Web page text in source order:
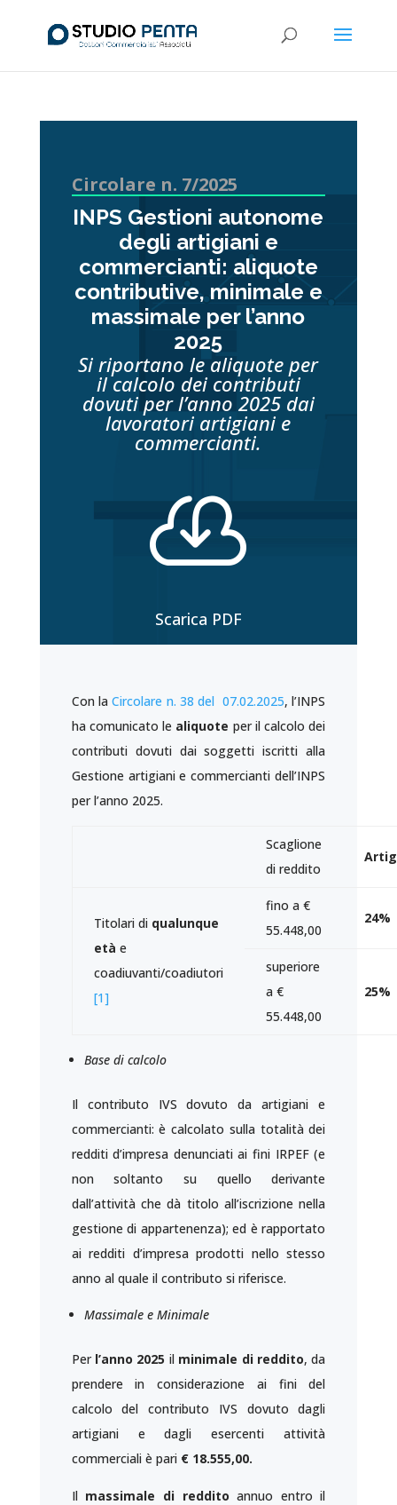
Circolare n. 7/2025
INPS Gestioni autonome
degli artigiani e
commercianti: aliquote
contributive, minimale e
massimale per l’anno
2025
Si riportano le aliquote per
il calcolo dei contributi
dovuti per l’anno 2025 dai
lavoratori artigiani e
commercianti.

Scarica PDF
Con laCircolare n. 38 del 07.02.2025, l’INPS
ha comunicato le aliquote per il calcolo dei
contributi dovuti dai soggetti iscritti alla
Gestione artigiani e commercianti dell’INPS
per l’anno 2025.
Scaglione
di reddito
Titolari di qualunque
età e
coadiuvanti/coadiutori
[1]
fino a €
55.448,00
24%
superiore
a €
55.448,00
25%
Base di calcolo
Il contributo IVS dovuto da artigiani e
commercianti: è calcolato sulla totalità dei
redditi d’impresa denunciati ai fini IRPEF (e
non soltanto su quello derivante
dall’attività che dà titolo all’iscrizione nella
gestione di appartenenza); ed è rapportato
ai redditi d’impresa prodotti nello stesso
anno al quale il contributo si riferisce.
Massimale e Minimale
Per l’anno 2025 il minimale di reddito, da
prendere in considerazione ai fini del
calcolo del contributo IVS dovuto dagli
artigiani e dagli esercenti attività
commerciali è pari € 18.555,00.
Il massimale di reddito annuo entro il